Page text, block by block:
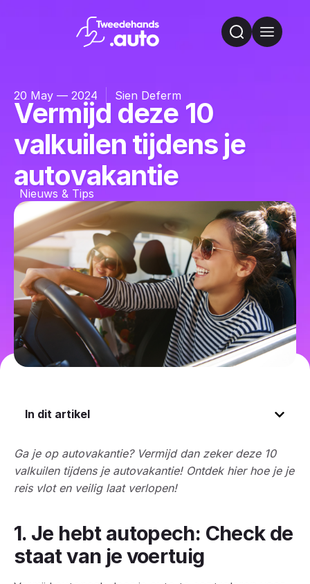
20 May — 2024 Sien Deferm
Vermijd deze 10
valkuilen tijdens je
autovakantie
Nieuws & Tips
Ga je op autovakantie? Vermijd dan zeker deze 10
valkuilen tijdens je autovakantie! Ontdek hier hoe je je
reis vlot en veilig laat verlopen!
1. Je hebt autopech: Check de
staat van je voertuig
In dit artikel